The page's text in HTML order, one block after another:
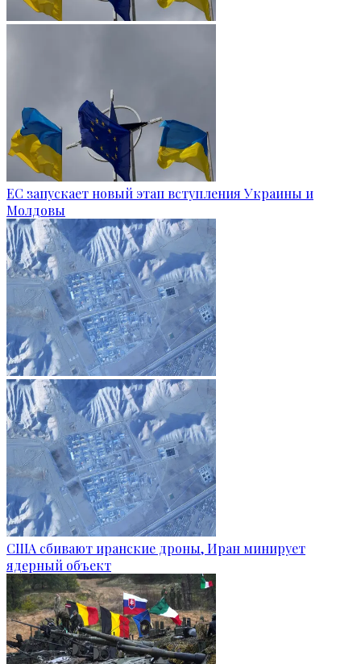
ЕС запускает новый этап вступления Украины и
Молдовы
США сбивают иранские дроны, Иран минирует
ядерный объект